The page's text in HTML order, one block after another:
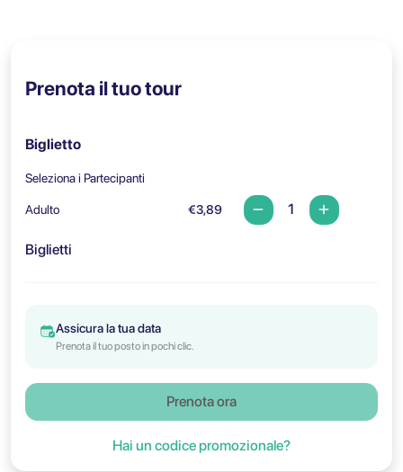
Prenota il tuo tour
Biglietto
Seleziona i Partecipanti
Adulto €3,89
Biglietti
Assicura la tua data
Prenota il tuo posto in pochi clic.
Prenota ora
Hai un codice promozionale?